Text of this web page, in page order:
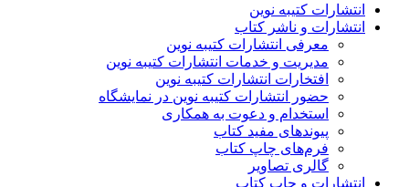
انتشارات کتیبه نوین
انتشارات و ناشر کتاب
معرفی انتشارات کتیبه نوین
مدیریت و خدمات انتشارات کتیبه نوین
افتخارات انتشارات کتیبه نوین
حضور انتشارات کتیبه نوین در نمایشگاه‌
استخدام و دعوت به همکاری
پیوندهای مفید کتاب
فرم‌های چاپ کتاب
گالری تصاویر
انتشارات و چاپ کتاب